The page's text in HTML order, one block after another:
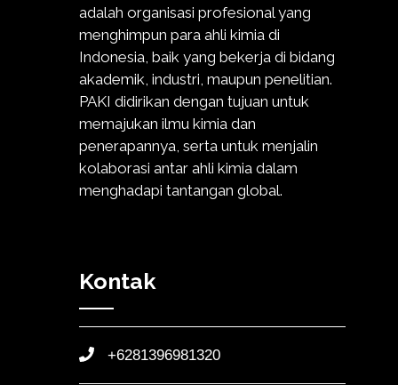
adalah organisasi profesional yang
menghimpun para ahli kimia di
Indonesia, baik yang bekerja di bidang
akademik, industri, maupun penelitian.
PAKI didirikan dengan tujuan untuk
memajukan ilmu kimia dan
penerapannya, serta untuk menjalin
kolaborasi antar ahli kimia dalam
menghadapi tantangan global.
Kontak
+6281396981320